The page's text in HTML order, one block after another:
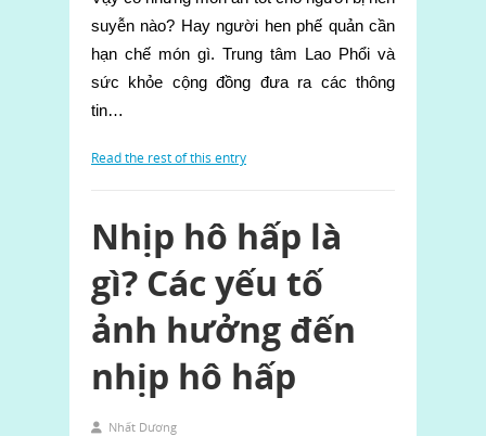
suyễn nào? Hay người hen phế quản cần
hạn chế món gì. Trung tâm Lao Phổi và
sức khỏe cộng đồng đưa ra các thông
tin…
Read the rest of this entry
Nhịp hô hấp là
gì? Các yếu tố
ảnh hưởng đến
nhịp hô hấp
Nhất Dương